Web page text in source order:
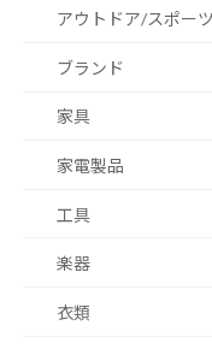
アウトドア/スポーツ
ブランド
家具
家電製品
工具
楽器
衣類